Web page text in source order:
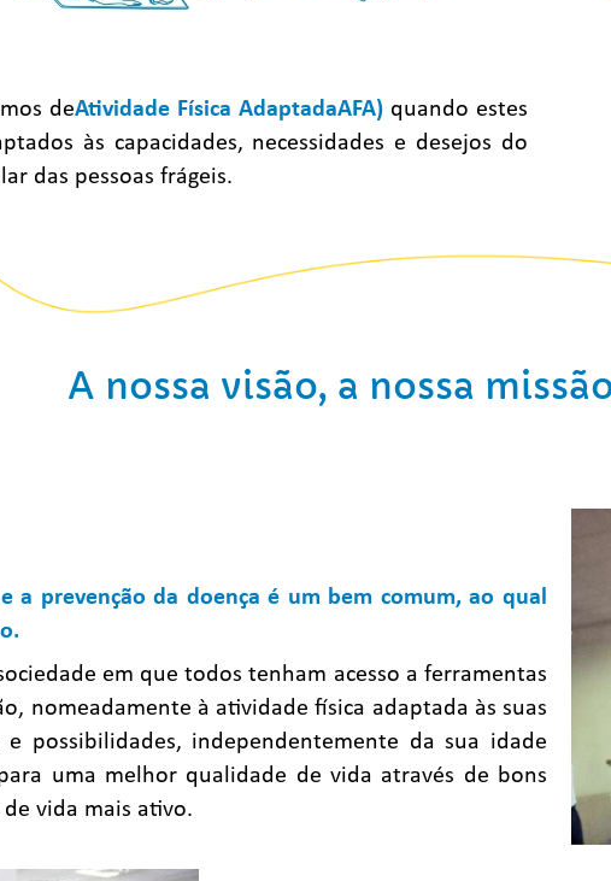
deAtividade Física AdaptadaAFA) quando estes
às capacidades, necessidades e desejos do
das pessoas frágeis.
A nossa visão, a nossa
a prevenção da doença é um bem comum,ao qual
em que todos tenham acesso a ferramentas
nomeadamente à atividade física adaptada às suas
e possibilidades, independentemente da sua idade
uma melhor qualidade de vida através de bons
vida mais ativo.